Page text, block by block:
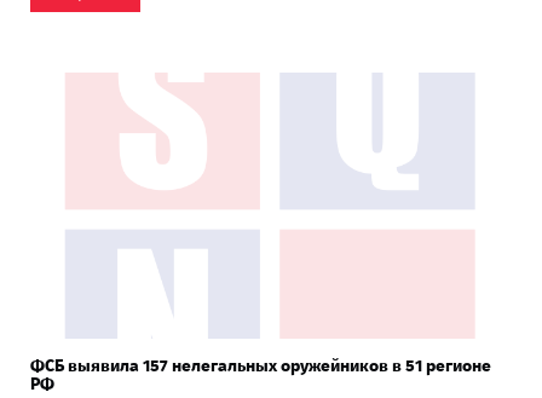
ФСБ выявила 157 нелегальных оружейников в 51 регионе
РФ